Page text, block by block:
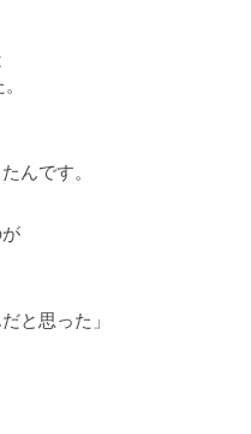
んです。
と思った」